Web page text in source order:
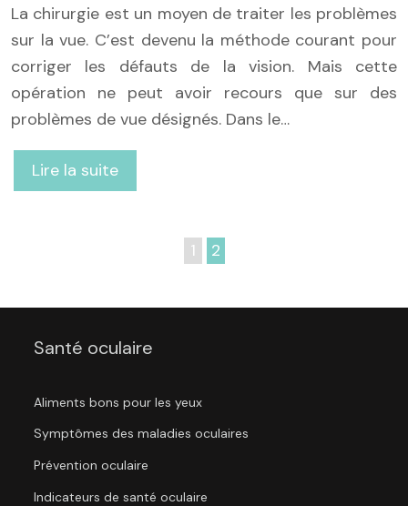
La chirurgie est un moyen de traiter les problèmes
sur la vue. C’est devenu la méthode courant pour
corriger les défauts de la vision. Mais cette
opération ne peut avoir recours que sur des
problèmes de vue désignés. Dans le…
Lire la suite
1 2
Santé oculaire
Aliments bons pour les yeux
Symptômes des maladies oculaires
Prévention oculaire
Indicateurs de santé oculaire